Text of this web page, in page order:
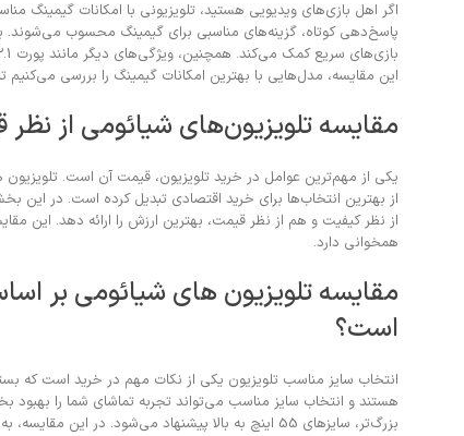
اگر اهل بازی‌های ویدیویی هستید، تلویزیونی با امکانات گیمینگ
این مقایسه، مدل‌هایی با بهترین امکانات گیمینگ را بررسی می‌کنیم
مقایسه تلویزیون‌های شیائومی از
یکی از مهم‌ترین عوامل در خرید تلویزیون، قیمت آن است.
از بهترین انتخاب‌ها برای خرید اقتصادی تبدیل کرده است. در این
از نظر کیفیت و هم از نظر قیمت، بهترین ارزش را ارائه دهد. این
همخوانی دارد.
مقایسه تلویزیون های شیائومی بر
است؟
بزرگ‌تر، سایزهای 55 اینچ به بالا پیشنهاد می‌شود. در این مقایسه، به شما کمک می‌کنیم تا با توجه به اندازه فضای خود، بهترین سایز تلویزیون شیائومی را انتخاب کنید.